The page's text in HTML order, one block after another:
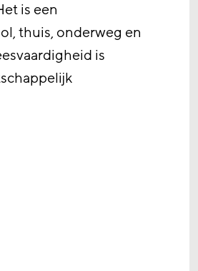
is een
thuis, onderweg en
is